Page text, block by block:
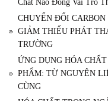
Chất Nào Đóng Vai Trò
CHUYỂN ĐỔI
GIẢM THIỂU PHÁT
TRƯỜNG
ỨNG DỤNG HÓA
PHẨM: TỪ NGUYÊN
CÙNG